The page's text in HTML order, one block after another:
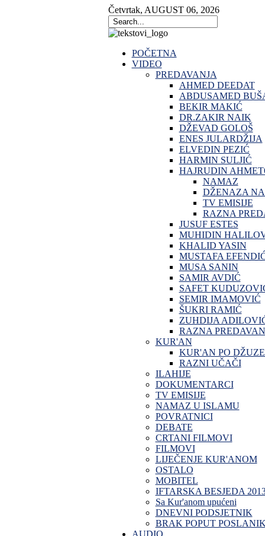
Četvrtak, AUGUST 06, 2026
POČETNA
VIDEO
PREDAVANJA
AHMED DEEDAT
ABDUSAMED
BEKIR MAKIĆ
DR.ZAKIR NAIK
DŽEVAD GOLOŠ
ENES JULARDŽIJA
ELVEDIN PEZIĆ
HARMIN SULJIĆ
HAJRUDIN
NAMAZ
DŽENAZA
TV EMISIJE
RAZNA
JUSUF ESTES
MUHIDIN
KHALID YASIN
MUSTAFA
MUSA SANIN
SAMIR AVDIĆ
SAFET
SEMIR IMAMOVIĆ
ŠUKRI RAMIĆ
ZUHDIJA
RAZNA
KUR'AN
KUR'AN PO
RAZNI UČAČI
ILAHIJE
DOKUMENTARCI
TV EMISIJE
NAMAZ U ISLAMU
POVRATNICI
DEBATE
CRTANI FILMOVI
FILMOVI
LIJEČENJE KUR'ANOM
OSTALO
MOBITEL
IFTARSKA BESJEDA
Sa Kur'anom upućeni
DNEVNI PODSJETNIK
BRAK POPUT
AUDIO